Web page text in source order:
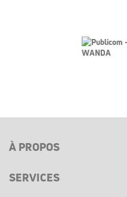
À PROPOS
SERVICES